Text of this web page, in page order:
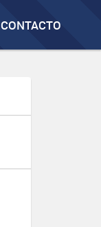
CONTACTO